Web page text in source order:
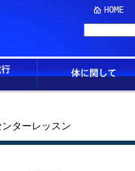
HOME
ターレッスン